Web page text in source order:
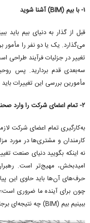
۱- با بیم (BIM) آشنا شوید
قبل از گذار به دنیای بیم باید
می‌گذارد. یک یا دو نفر را مأمور
تغییر در جزئیات فرآیند طراحی
سه‌بعدی قدم بردارید. پس
مأمورین بررسی این تغییرات
۲- تمام اعضای شرکت را وارد صحنه کنید
به‌کارگیری تمام اعضای شرکت
کارمندان و مشتری‌ها در مورد
نه اینکه بگویید دنیای صنعت
امیدبخش، مهیج‌تر است.
حرف‌های آن‌ها باید حاوی این
چون برای آینده ما ضروری است؛
ببینیم بیم (BIM) چه نتیجه‌ای برجای می‌گذارد.